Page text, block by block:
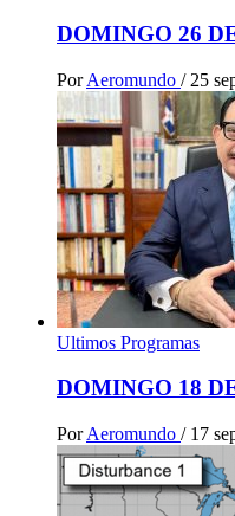
DOMINGO 26
Por Aeromundo / 25
Ultimos Programas
DOMINGO 18
Por Aeromundo / 17